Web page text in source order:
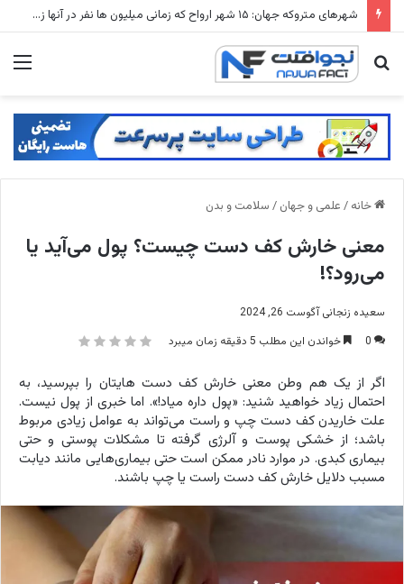
شهرهای متروکه جهان: ۱۵ شهر ارواح که زمانی میلیون ها نفر در آنها زندگی می کردند
جستجو
برای
خانه / علمی و جهان / سلامت و بدن
معنی خارش کف دست چیست؟ پول می‌آید یا
می‌رود؟!
سعیده زنجانی آگوست 26, 2024
0
خواندن این مطلب 5 دقیقه زمان میبرد
اگر از یک هم وطن معنی خارش کف دست هایتان را بپرسید، به
احتمال زیاد خواهید شنید: «پول داره میاد!». اما خبری از پول نیست.
علت خاریدن کف دست چپ و راست می‌تواند به عوامل زیادی مربوط
باشد؛ از خشکی پوست و آلرژی گرفته تا مشکلات پوستی و حتی
بیماری کبدی. در موارد نادر ممکن است حتی بیماری‌هایی مانند دیابت
مسبب دلایل خارش کف دست راست یا چپ باشند.